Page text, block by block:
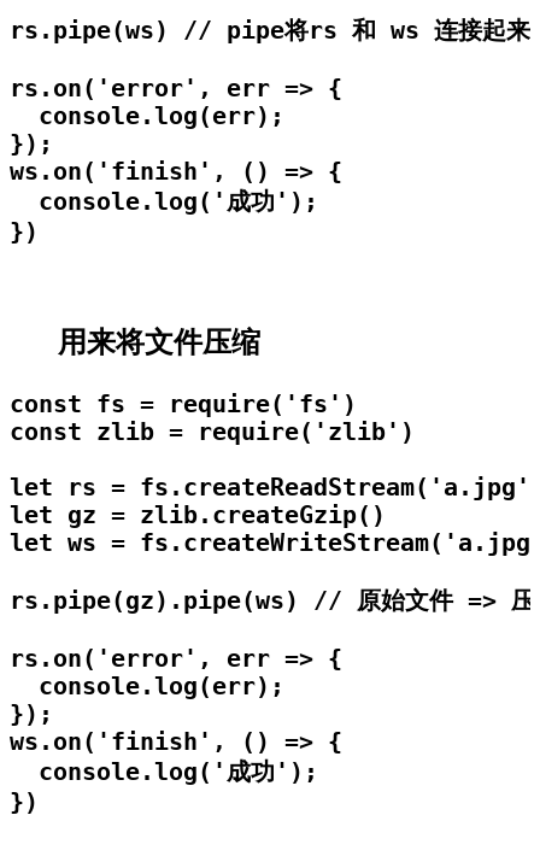
rs.pipe(ws) // pipe将rs 和 ws 连接起来，
rs.on('error', err => {
  console.log(err);
});
ws.on('finish', () => {
  console.log('成功');
})
用来将文件压缩
const fs = require('fs')
const zlib = require('zlib')
let rs =
let gz = zlib.createGzip()
let ws =
rs.pipe(gz).pipe(ws) // 原始文件 => 压
rs.on('error', err => {
  console.log(err);
});
ws.on('finish', () => {
  console.log('成功');
})